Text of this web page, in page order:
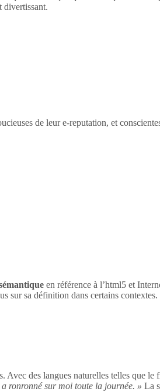
divertissant.
de leur e-reputation, et
en référence à l’html5 et
sur sa définition dans certains
Avec des langues naturelles telles que
ronronné sur moi toute la journée. » La